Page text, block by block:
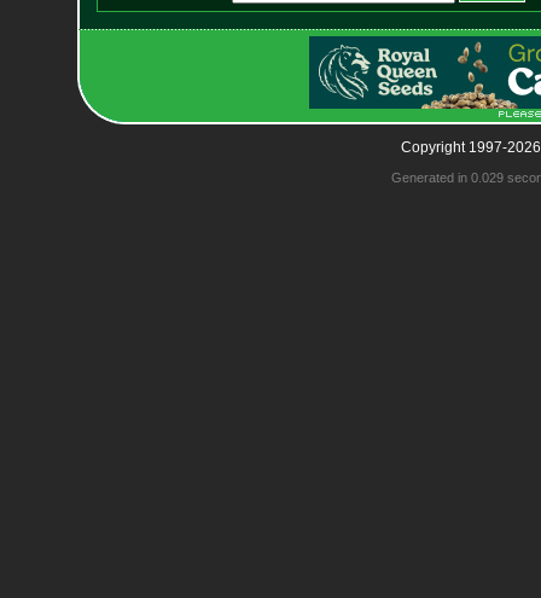
Copyright 1997-
Generated in 0.029